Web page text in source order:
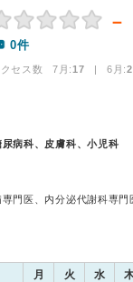
－
0件
クセス数 7月:17 | 6月:
病科、皮膚科、小児科
門医、内分泌代謝科専
月 火 水